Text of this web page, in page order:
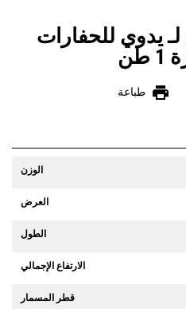
يدوي للحفارات
print طباعة
الوزن
العرض
الطول
الارتفاع الإجمالي
قطر المسمار